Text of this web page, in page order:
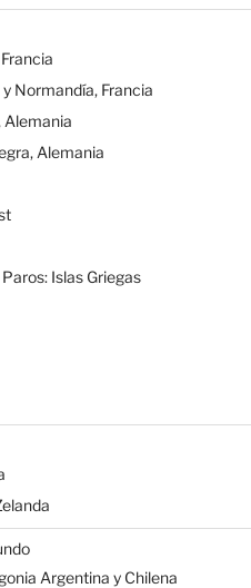
Normandía, Francia
Alemania
Alemania
Islas Griegas
Argentina y Chilena